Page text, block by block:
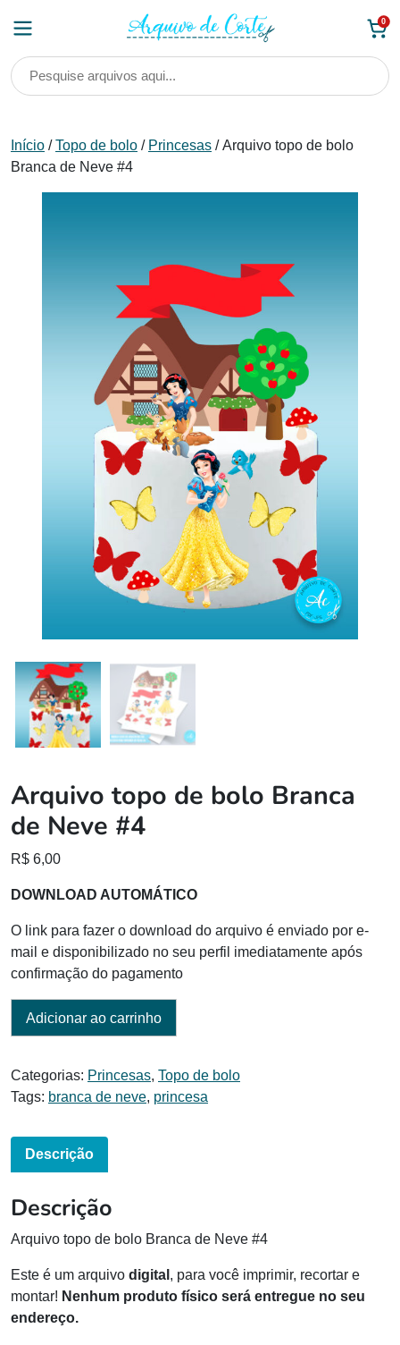
0
Início /Topo de bolo / Princesas / Arquivo topo de bolo
Branca de Neve #4
Arquivo topo de bolo Branca
de Neve #4
R$ 6,00
DOWNLOAD AUTOMÁTICO
O link para fazer o download do arquivo é enviado por e-
mail e disponibilizado no seu perfil imediatamente após
confirmação do pagamento
Adicionar ao carrinho
Categorias: Princesas, Topo de bolo
Tags: branca de neve, princesa
Descrição
Descrição
Arquivo topo de bolo Branca de Neve #4
Este é um arquivo digital , para você imprimir, recortar e
montar! Nenhum produto físico será entregue no seu
endereço.